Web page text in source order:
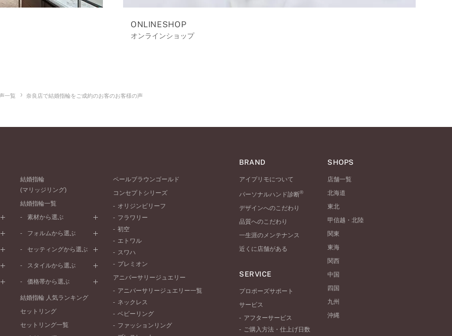
ONLINESHOP
オンラインショップ
一覧 奈良店で結婚指輪をご成約のお客のお客様の声
結婚指輪
(マリッジリング)
結婚指輪一覧
素材から選ぶ
プラチナ
ピンクゴールド
ペールブラウンゴールド
フォルムから選ぶ
ストレートライン
V字ライン
セッティングから選ぶ
プレーン
セベラルメレ
ラインメレ
スタイルから選ぶ
シンプル
モード
エレガント
ゴージャス
価格帯から選ぶ
50万円～
20万円～30万円
結婚指輪 人気ランキング
セットリング
セットリング一覧
ペールブラウンゴールド
コンセプトシリーズ
オリジンビリーフ
フラワリー
初空
エトワル
スワハ
プレミオン
アニバーサリージュエリー
アニバーサリージュエリー一覧
ネックレス
ベビーリング
ファッションリング
BRAND
アイプリモについて
パーソナルハンド診断®
デザインへのこだわり
品質へのこだわり
一生涯のメンテナンス
近くに店舗がある
SERVICE
プロポーズサポート
サービス
アフターサービス
ご購入方法・仕上げ日数
SHOPS
店舗一覧
北海道
東北
甲信越・北陸
関東
東海
関西
中国
四国
九州
沖縄